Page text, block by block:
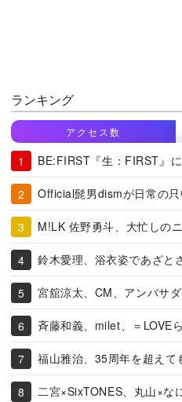
ランキング
アクセス数
BE:FIRST『生：FIRST』
Official髭男dismが日常の
M!LK 佐野勇斗、大忙しの
鈴木愛理、浴衣姿であざと
宮舘涼太、CM、アンバサ
斉藤和義、milet、＝LOVE
福山雅治、35周年を超えて
二宮×SixTONES、丸山×な